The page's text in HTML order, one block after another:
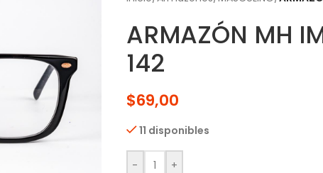
ARMAZÓN MH
142
$69,00
11 disponibles
- +